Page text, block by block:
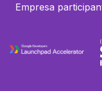
Empresa